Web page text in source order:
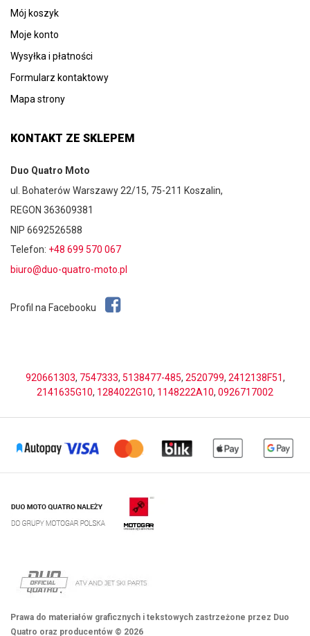
Mój koszyk
Moje konto
Wysyłka i płatności
Formularz kontaktowy
Mapa strony
KONTAKT ZE SKLEPEM
Duo Quatro Moto
ul. Bohaterów Warszawy 22/15, 75-211 Koszalin,
REGON 363609381
NIP 6692526588
Telefon: +48 699 570 067
biuro@duo-quatro-moto.pl
Profil na Facebooku
920661303, 7547333, 5138477-485, 2520799, 2412138F51,
2141635G10, 1284022G10, 1148222A10, 0926717002
Prawa do materiałów graficznych i tekstowych zastrzeżone przez Duo
Quatro oraz producentów © 2026